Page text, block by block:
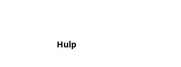
Hulp